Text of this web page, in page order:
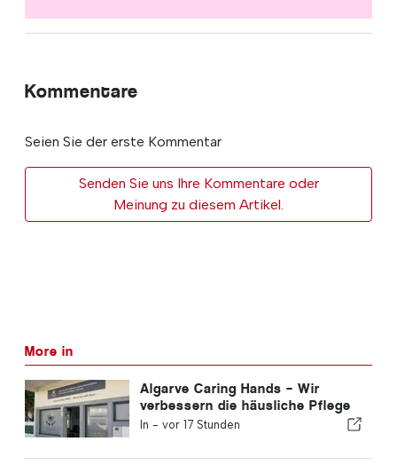
Kommentare
Seien Sie der erste Kommentar
Senden Sie uns Ihre Kommentare oder
Meinung zu diesem Artikel.
More in
Algarve Caring Hands – Wir
verbessern die häusliche Pflege
an der Algarve
In - vor 17 Stunden